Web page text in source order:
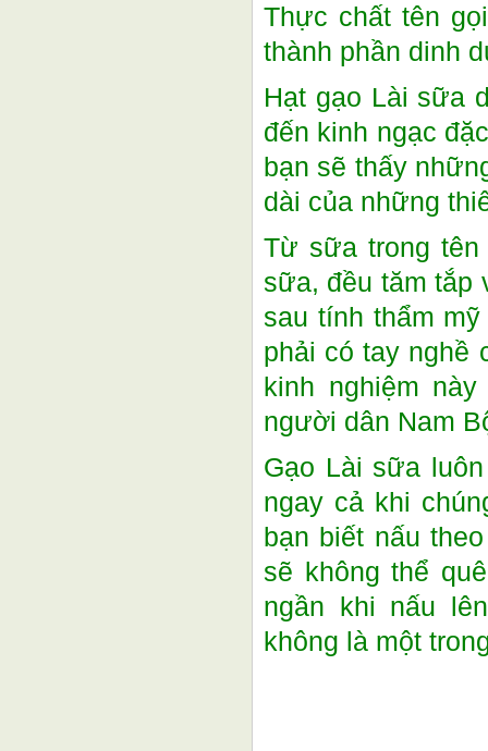
Thực chất tên
thành phần dinh
Hạt gạo Lài sữa
đến kinh ngạc
bạn sẽ thấy
dài của những
Từ sữa trong
sữa, đều tăm tắp
sau tính thẩm
phải có tay nghề
kinh nghiệm
người dân Nam
Gạo Lài sữa
ngay cả khi
bạn biết nấu
sẽ không thể
ngần khi nấu
không là một